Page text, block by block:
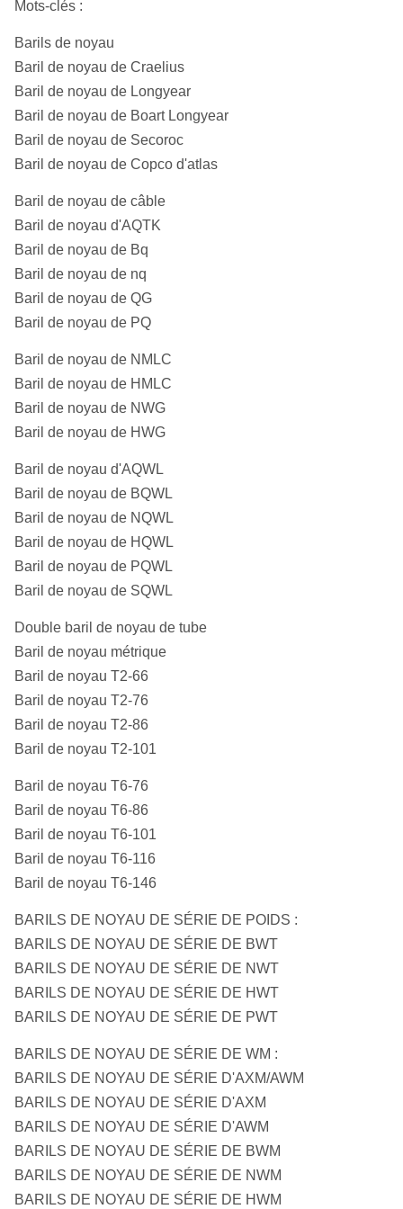
QG
63,5 millimètres
(2-1/2 dedans)
61,1 millimètres
PQ
85 millimètres (3-
3/8 dedans)
PQ3
83 millimètres (3-
1/4 dedans)
H 96,1
Mots-clés :
Barils de noyau
Baril de noyau de Craelius
Baril de noyau de Longyear
Baril de noyau de Boart Longyear
Baril de noyau de Secoroc
Baril de noyau de Copco d'atlas
Baril de noyau de câble
Baril de noyau d'AQTK
Baril de noyau de Bq
Baril de noyau de nq
Baril de noyau de QG
Baril de noyau de PQ
Baril de noyau de NMLC
Baril de noyau de HMLC
Baril de noyau de NWG
Baril de noyau de HWG
Baril de noyau d'AQWL
Baril de noyau de BQWL
Baril de noyau de NQWL
Baril de noyau de HQWL
Baril de noyau de PQWL
Baril de noyau de SQWL
Double baril de noyau de tube
Baril de noyau métrique
Baril de noyau T2-66
Baril de noyau T2-76
Baril de noyau T2-86
Baril de noyau T2-101
Baril de noyau T6-76
Baril de noyau T6-86
Baril de noyau T6-101
Baril de noyau T6-116
Baril de noyau T6-146
BARILS DE NOYAU DE SÉRIE DE POIDS :
BARILS DE NOYAU DE SÉRIE DE BWT
BARILS DE NOYAU DE SÉRIE DE NWT
BARILS DE NOYAU DE SÉRIE DE HWT
BARILS DE NOYAU DE SÉRIE DE PWT
BARILS DE NOYAU DE SÉRIE DE WM :
BARILS DE NOYAU DE SÉRIE D'AXM/AWM
BARILS DE NOYAU DE SÉRIE D'AXM
BARILS DE NOYAU DE SÉRIE D'AWM
BARILS DE NOYAU DE SÉRIE DE BWM
BARILS DE NOYAU DE SÉRIE DE NWM
BARILS DE NOYAU DE SÉRIE DE HWM